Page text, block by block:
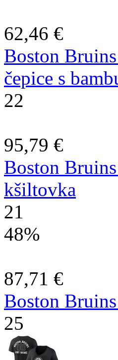
62,46 €
Boston
čepice s
22
95,79 €
Boston
kšiltovka
21
48%
87,71 €
Boston
25